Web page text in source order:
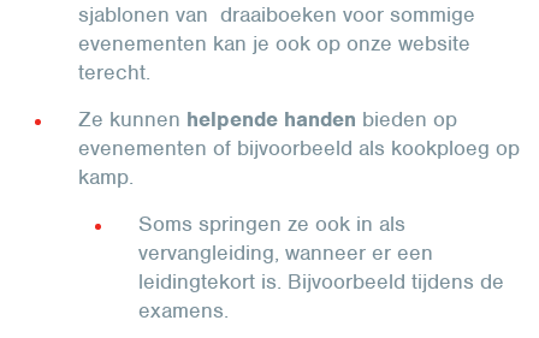
sjablonen van draaiboeken voor sommige
evenementen kan je ook op onze website
terecht.
Ze kunnen helpende handen bieden op
evenementen of bijvoorbeeld als kookploeg op
kamp.
Soms springen ze ook in als
vervangleiding, wanneer er een
leidingtekort is. Bijvoorbeeld tijdens de
examens.